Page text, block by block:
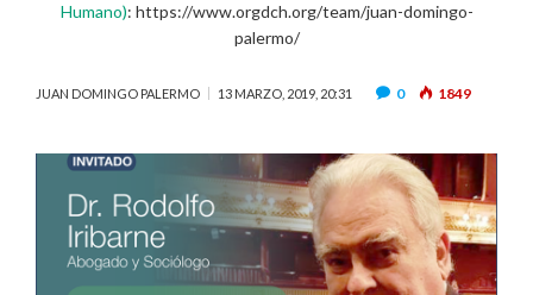
Humano): https://www.orgdch.org/team/juan-domingo-
palermo/
JUAN DOMINGO PALERMO 13 MARZO, 2019, 20:31 0 1849